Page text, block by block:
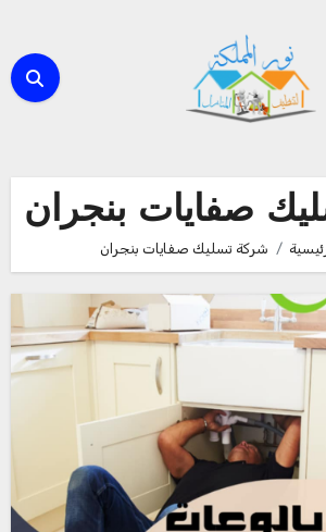
صفايات بنجران
شركة تسليك صفايات بنجران